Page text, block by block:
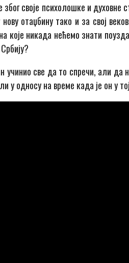
због своје психолошке и
отаџбину тако и за свој
које никада нећемо знати
све да то спречи, али да
у односу на време када је он у